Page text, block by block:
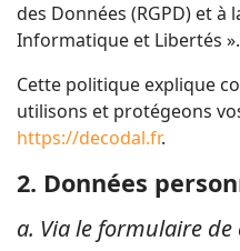
des Données (RGPD) et à
Informatique et Libertés ».
Cette politique explique
utilisons et protégeons
https://decodal.fr.
2. Données
a. Via le formulaire